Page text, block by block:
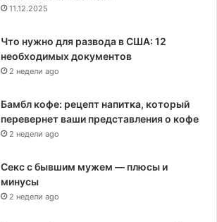
11.12.2025
Что нужно для развода в США: 12
необходимых документов
2 недели ago
Бамбл кофе: рецепт напитка, который
перевернет ваши представления о кофе
2 недели ago
Секс с бывшим мужем — плюсы и
минусы
2 недели ago